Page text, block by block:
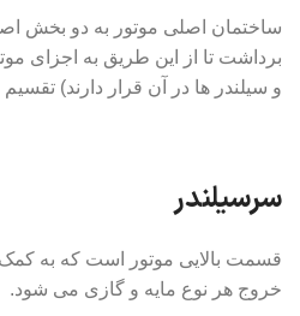
ساختمان اصلی موتور به دو بخش
برداشت تا از این طریق به اجزای
و سیلندر ها در آن قرار دارند)
سرسیلندر
قسمت بالایی موتور است که به
خروج هر نوع مایه و گازی می شود.